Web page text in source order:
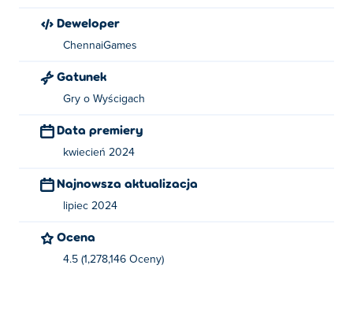
Róg: H
samochodowe
ChennaiGames. To ich pierwsza gra na Poki!
darmo?
Poki.
Deweloper
ChennaiGames
Gatunek
Gry o Wyścigach
Data premiery
kwiecień 2024
Najnowsza aktualizacja
lipiec 2024
Ocena
4.5 (1,278,146 Oceny)